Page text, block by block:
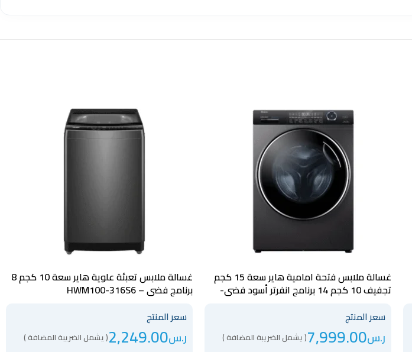
غسالة ملابس فتحة امامية هاير سعة 15 كجم
تجفيف 10 كجم 14 برنامج انفرتر أسود فضي-
سعر المنتج
ر.س7,999.00( يشمل الضريبة المضافة )
غسالة ملابس تعبئة علوية هاير سعة 10 كجم 8
برنامج فضي – HWM100-316S6
سعر المنتج
ر.س2,249.00( يشمل الضريبة المضافة )